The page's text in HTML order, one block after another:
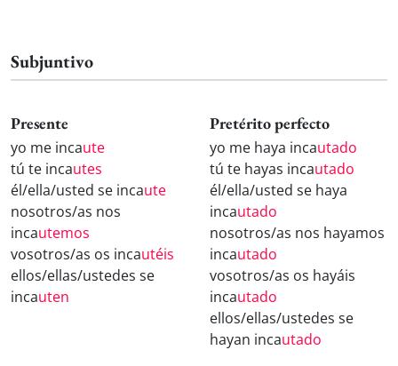
Subjuntivo
Presente
yo me incaute
tú te incautes
él/ella/usted se incaute
nosotros/as nos
incautemos
vosotros/as os incautéis
ellos/ellas/ustedes se
incauten
Pretérito perfecto
yo me haya incautado
tú te hayas incautado
él/ella/usted se haya
incautado
nosotros/as nos hayamos
incautado
vosotros/as os hayáis
incautado
ellos/ellas/ustedes se
hayan incautado